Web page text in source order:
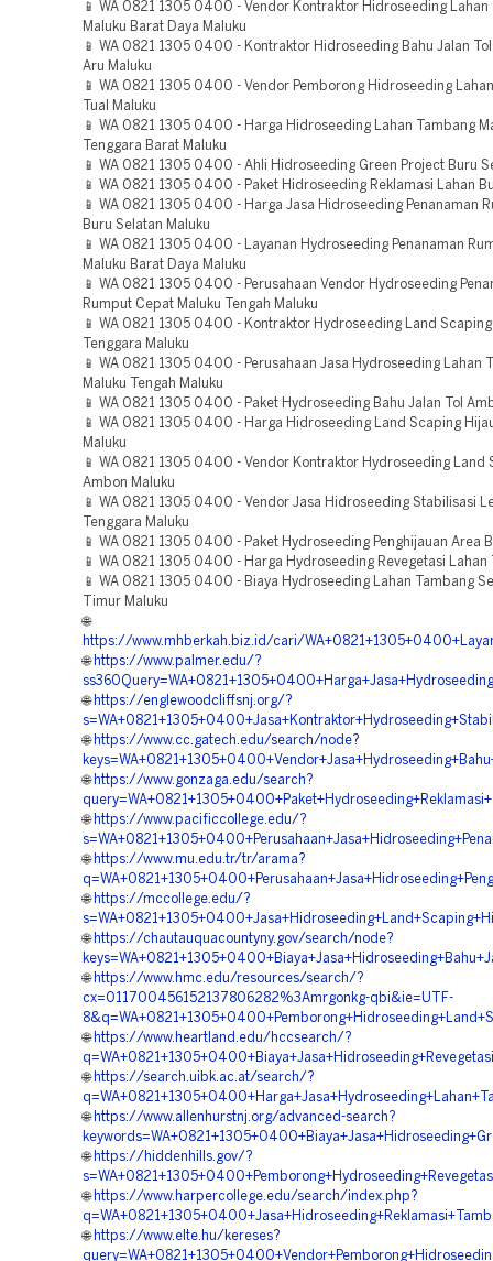
📱 WA 0821 1305 0400 - Vendor Kontraktor Hidroseeding Lahan
Maluku Barat Daya Maluku
📱 WA 0821 1305 0400 - Kontraktor Hidroseeding Bahu Jalan
Aru Maluku
📱 WA 0821 1305 0400 - Vendor Pemborong Hidroseeding
Tual Maluku
📱 WA 0821 1305 0400 - Harga Hidroseeding Lahan Tambang
Tenggara Barat Maluku
📱 WA 0821 1305 0400 - Ahli Hidroseeding Green Project Buru
📱 WA 0821 1305 0400 - Paket Hidroseeding Reklamasi Lahan
📱 WA 0821 1305 0400 - Harga Jasa Hidroseeding Penanaman
Buru Selatan Maluku
📱 WA 0821 1305 0400 - Layanan Hydroseeding Penanaman
Maluku Barat Daya Maluku
📱 WA 0821 1305 0400 - Perusahaan Vendor Hydroseeding
Rumput Cepat Maluku Tengah Maluku
📱 WA 0821 1305 0400 - Kontraktor Hydroseeding Land
Tenggara Maluku
📱 WA 0821 1305 0400 - Perusahaan Jasa Hydroseeding Lahan
Maluku Tengah Maluku
📱 WA 0821 1305 0400 - Paket Hydroseeding Bahu Jalan Tol
📱 WA 0821 1305 0400 - Harga Hidroseeding Land Scaping
Maluku
📱 WA 0821 1305 0400 - Vendor Kontraktor Hydroseeding Land
Ambon Maluku
📱 WA 0821 1305 0400 - Vendor Jasa Hidroseeding Stabilisasi
Tenggara Maluku
📱 WA 0821 1305 0400 - Paket Hydroseeding Penghijauan Area
📱 WA 0821 1305 0400 - Harga Hydroseeding Revegetasi Lahan
📱 WA 0821 1305 0400 - Biaya Hydroseeding Lahan Tambang
Timur Maluku
🌐
https://www.mhberkah.biz.id/cari/
🌐 https://www.palmer.edu/?
🌐 https://englewoodcliffsnj.org/?
🌐 https://www.cc.gatech.edu/search/node?
🌐 https://www.gonzaga.edu/search?
🌐 https://www.pacificcollege.edu/?
🌐 https://www.mu.edu.tr/tr/arama?
🌐 https://mccollege.edu/?
🌐 https://chautauquacountyny.gov/search/node?
🌐 https://www.hmc.edu/resources/search/?
cx=011700456152137806282%3Amrgonkg-qbi&ie=UTF-
🌐 https://www.heartland.edu/hccsearch/?
🌐 https://search.uibk.ac.at/search/?
🌐 https://www.allenhurstnj.org/advanced-search?
🌐 https://hiddenhills.gov/?
🌐 https://www.harpercollege.edu/search/index.php?
🌐 https://www.elte.hu/kereses?